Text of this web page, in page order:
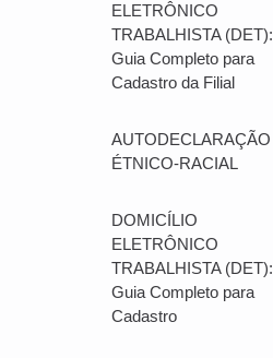
ELETRÔNICO
TRABALHISTA (DET):
Guia Completo para
Cadastro da Filial
AUTODECLARAÇÃO
ÉTNICO-RACIAL
DOMICÍLIO
ELETRÔNICO
TRABALHISTA (DET):
Guia Completo para
Cadastro